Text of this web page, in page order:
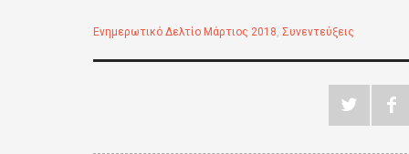
Ενημερωτικό Δελτίο Μάρτιος 2018, Συνεντεύξεις